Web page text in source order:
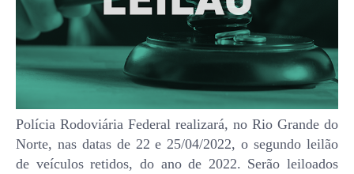
Polícia Rodoviária Federal realizará, no Rio Grande do
Norte, nas datas de 22 e 25/04/2022, o segundo leilão
de veículos retidos, do ano de 2022. Serão leiloados